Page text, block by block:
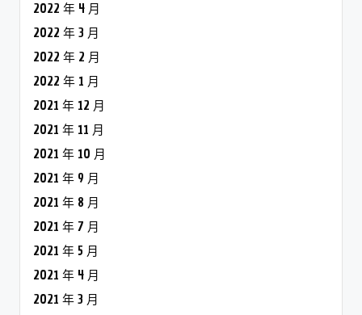
2022 年 4 月
2022 年 3 月
2022 年 2 月
2022 年 1 月
2021 年 12 月
2021 年 11 月
2021 年 10 月
2021 年 9 月
2021 年 8 月
2021 年 7 月
2021 年 5 月
2021 年 4 月
2021 年 3 月